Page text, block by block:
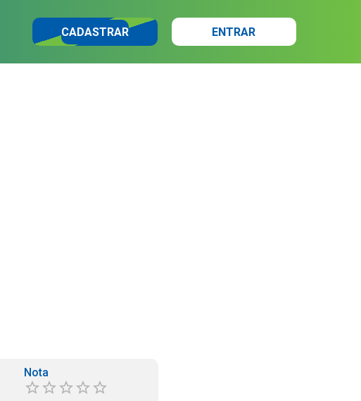
CADASTRAR ENTRAR
Nota